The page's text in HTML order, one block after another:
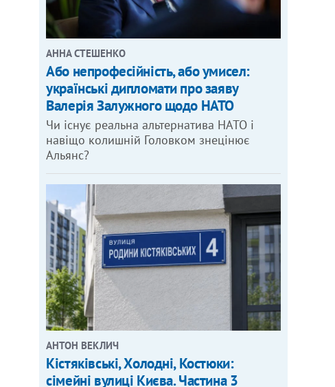
АННА СТЕШЕНКО
Або непрофесійність, або умисел:
українські дипломати про заяву
Валерія Залужного щодо НАТО
Чи існує реальна альтернатива НАТО і
навіщо колишній Головком знецінює
Альянс?
АНТОН ВЕКЛИЧ
Кістяківські, Холодні, Костюки:
сімейні вулиці Києва. Частина 3